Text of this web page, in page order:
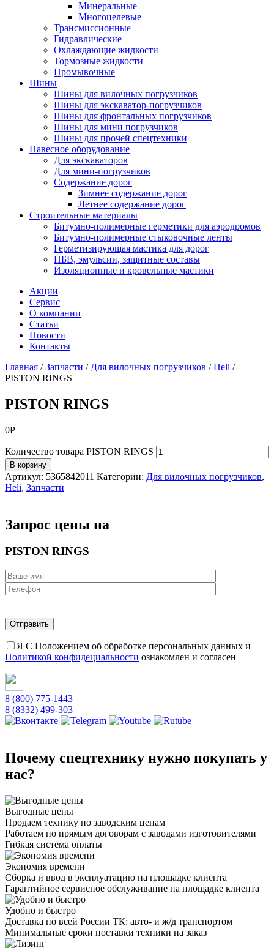
Минеральные
Многоцелевые
Трансмиссионные
Гидравлические
Охлаждающие жидкости
Тормозные жидкости
Промывочные
Шины
Шины для вилочных погрузчиков
Шины для экскаватор-погрузчиков
Шины для фронтальных погрузчиков
Шины для мини погрузчиков
Шины для прочей спецтехники
Навесное оборудование
Для экскаваторов
Для мини-погрузчиков
Содержание дорог
Зимнее содержание дорог
Летнее содержание дорог
Строительные материалы
Битумно-полимерные герметики для аэродромов
Битумно-полимерные стыковочные ленты
Герметизирующая мастика для дорог
ПБВ, эмульсии, защитные составы
Изоляционные и кровельные мастики
Акции
Сервис
О компании
Статьи
Новости
Контакты
Главная /Запчасти / Для вилочных погрузчиков /Heli /
PISTON RINGS
PISTON RINGS
0Р
Количество товара PISTON RINGS
В корзину
Артикул: 5365842011 Категории: Для вилочных погрузчиков,
Heli, Запчасти
Запрос цены на
PISTON RINGS
Я С Положением об обработке персональных данных и
Политикой конфидециальности ознакомлен и согласен
8 (800) 775-1443
8 (8332) 499-303
Почему спецтехнику нужно покупать у
нас?
Выгодные цены
Продаем технику по заводским ценам
Работаем по прямым договорам с заводами изготовителями
Гибкая система оплаты
Экономия времени
Сборка и ввод в эксплуатацию на площадке клиента
Гарантийное сервисное обслуживание на площадке клиента
Удобно и быстро
Доставка по всей России ТК: авто- и ж/д транспортом
Минимальные сроки поставки техники на заказ